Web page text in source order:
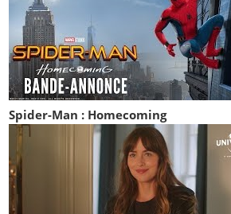
Spider-Man : Homecoming